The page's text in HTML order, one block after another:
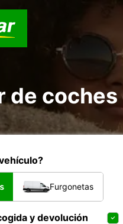
de coches
Furgonetas
y devolución